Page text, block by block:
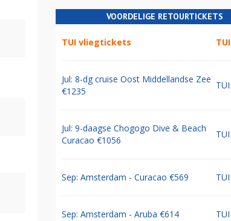
VOORDELIGE RETOURTICKETS
TUI vliegtickets TUI
Jul: 8-dg cruise Oost Middellandse Zee
€1235
TUI
Jul: 9-daagse Chogogo Dive & Beach
Curacao €1056
TUI
Sep: Amsterdam - Curacao €569 TUI
Sep: Amsterdam - Aruba €614 TUI